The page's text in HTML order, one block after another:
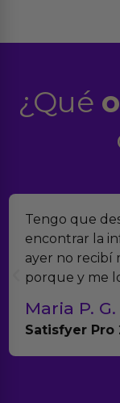
¿Qué
la
información de
mi paquete y
lo resolvieron